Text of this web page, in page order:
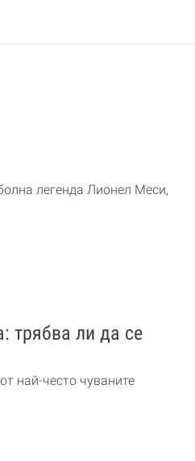
легенда Лионел Меси,
трябва ли да се
най-често чуваните